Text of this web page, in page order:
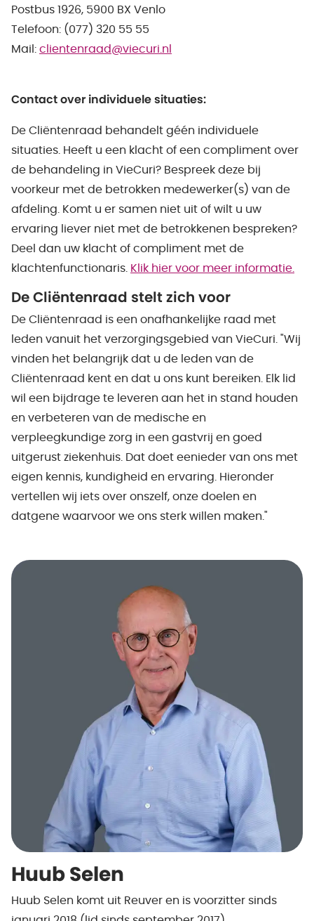
Postbus 1926, 5900 BX Venlo
Telefoon: (077) 320 55 55
Mail: clientenraad@viecuri.nl
Contact over individuele situaties:
De Cliëntenraad behandelt géén individuele
situaties. Heeft u een klacht of een compliment over
de behandeling in VieCuri? Bespreek deze bij
voorkeur met de betrokken medewerker(s) van de
afdeling. Komt u er samen niet uit of wilt u uw
ervaring liever niet met de betrokkenen bespreken?
Deel dan uw klacht of compliment met de
klachtenfunctionaris. Klik hier voor meer informatie.
De Cliëntenraad stelt zich voor
De Cliëntenraad is een onafhankelijke raad met
leden vanuit het verzorgingsgebied van VieCuri. "Wij
vinden het belangrijk dat u de leden van de
Cliëntenraad kent en dat u ons kunt bereiken. Elk lid
wil een bijdrage te leveren aan het in stand houden
en verbeteren van de medische en
verpleegkundige zorg in een gastvrij en goed
uitgerust ziekenhuis. Dat doet eenieder van ons met
eigen kennis, kundigheid en ervaring. Hieronder
vertellen wij iets over onszelf, onze doelen en
datgene waarvoor we ons sterk willen maken."
Huub Selen
Huub Selen komt uit Reuver en is voorzitter sinds